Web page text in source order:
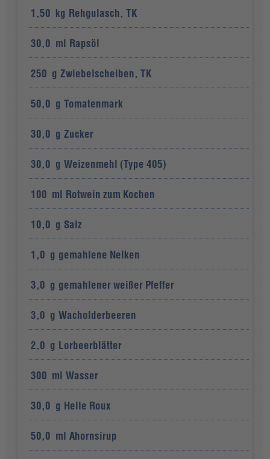
1,50 kg Rehgulasch, TK
30,0 ml Rapsöl
250 g Zwiebelscheiben, TK
50,0 g Tomatenmark
30,0 g Zucker
30,0 g Weizenmehl (Type 405)
100 ml Rotwein zum Kochen
10,0 g Salz
1,0 g gemahlene Nelken
3,0 g gemahlener weißer Pfeffer
3,0 g Wacholderbeeren
2,0 g Lorbeerblätter
300 ml Wasser
30,0 g Helle Roux
50,0 ml Ahornsirup